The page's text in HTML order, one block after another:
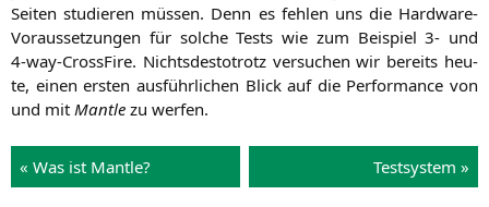
Sei­ten stu­die­ren müs­sen. Denn es feh­len uns die Hard­ware-
Vor­aus­set­zun­gen für sol­che Tests wie zum Bei­spiel 3- und
4‑way-Cross­Fi­re. Nichts­des­to­trotz ver­su­chen wir bereits heu­
te, einen ers­ten aus­führ­li­chen Blick auf die Per­for­mance von
und mit Man­t­le zu werfen.
« Was ist Man­t­le? Test­sys­tem »